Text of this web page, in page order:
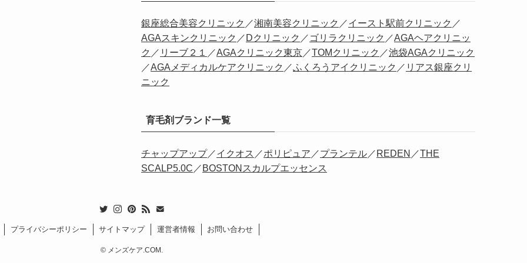
銀座総合美容クリニック ／湘南美容クリニック ／イースト駅前クリニック ／
AGAスキンクリニック ／ Dクリニック ／ ゴリラクリニック ／AGAヘアクリニッ
ク ／ リーブ２１ ／AGAクリニック東京 ／TOMクリニック ／池袋AGAクリニック
／AGAメディカルケアクリニック ／ふくろうアイクリニック ／ リアス銀座クリ
ニック
育毛剤ブランド一覧
チャップアップ／イクオス ／ポリピュア ／プランテル ／ REDEN ／THE
SCALP5.0C ／ BOSTONスカルプエッセンス
プライバシーポリシー サイトマップ 運営者情報 お問い合わせ
© メンズケア.COM.